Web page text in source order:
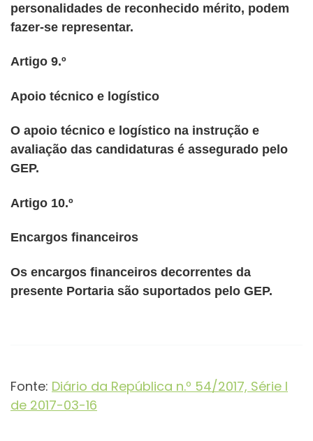
personalidades de reconhecido mérito, podem
fazer-se representar.
Artigo 9.º
Apoio técnico e logístico
O apoio técnico e logístico na instrução e
avaliação das candidaturas é assegurado pelo
GEP.
Artigo 10.º
Encargos financeiros
Os encargos financeiros decorrentes da
presente Portaria são suportados pelo GEP.
Fonte: Diário da República n.º 54/2017, Série I
de 2017-03-16